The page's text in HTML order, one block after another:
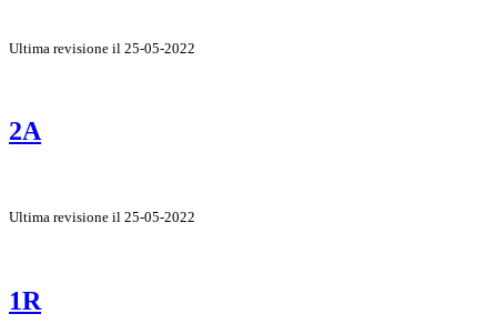
Ultima revisione il 25-05-2022
2A
Ultima revisione il 25-05-2022
1R